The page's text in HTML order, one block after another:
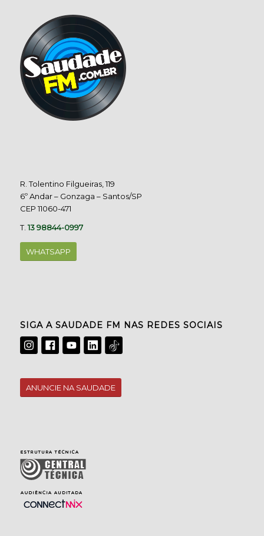
R. Tolentino Filgueiras, 119
6º Andar – Gonzaga – Santos/SP
CEP 11060-471
T.13 98844-0997
WHATSAPP
SIGA A SAUDADE FM NAS REDES SOCIAIS
ANUNCIE NA SAUDADE